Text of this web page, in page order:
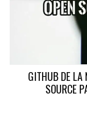
GITHUB DE LA
SOURCE